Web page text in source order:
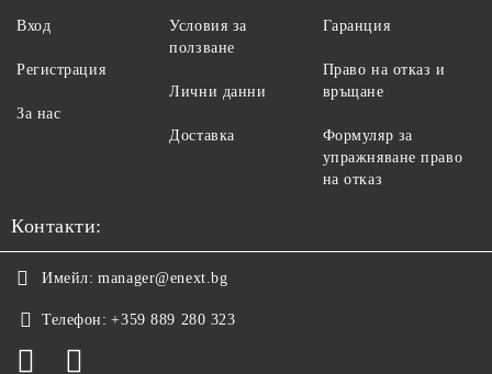
Вход
Регистрация
За нас
Условия за
ползване
Лични данни
Доставка
Гаранция
Право на отказ и
връщане
Формуляр за
упражняване право
на отказ
Контакти:
Имейл: manager@enext.bg
Телефон: +359 889 280 323